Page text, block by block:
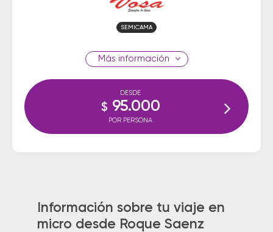
SEMICAMA
información
DESDE
$ 95.000
POR PERSONA
Información sobre tu viaje en
micro desde Roque Saenz